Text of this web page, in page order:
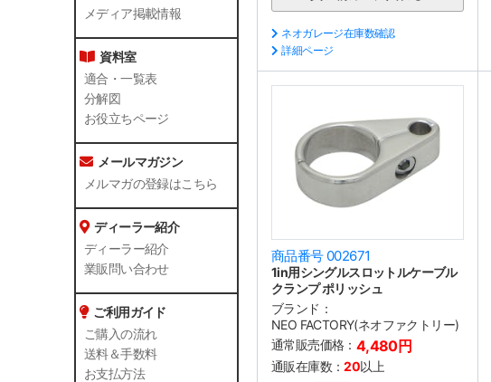
メディア掲載情報
資料室
適合・一覧表
分解図
お役立ちページ
メールマガジン
メルマガの登録はこちら
ディーラー紹介
ディーラー紹介
業販問い合わせ
ご利用ガイド
ご購入の流れ
送料＆手数料
お支払方法
ネオガレージ在庫数確認
詳細ページ
商品番号 002671
1in用シングルスロットルケーブル
クランプ ポリッシュ
ブランド：
NEO FACTORY(ネオファクトリー)
通常販売価格： 4,480円
通販在庫数：20以上